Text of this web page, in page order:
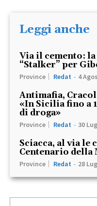
Leggi anche
Via il cemento:
“Stalker” per
Province Redat - 4
Antimafia,
«In Sicilia fino a
di droga»
Province Redat - 30
Sciacca, al via le
Centenario della
Province Redat - 28